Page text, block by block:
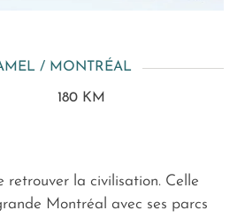
/ MONTRÉAL
180 KM
retrouver la civilisation. Celle
Montréal avec ses parcs